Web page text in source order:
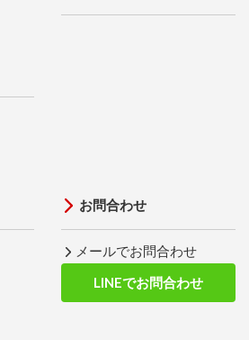
お問合わせ
メールでお問合わせ
LINEでお問合わせ